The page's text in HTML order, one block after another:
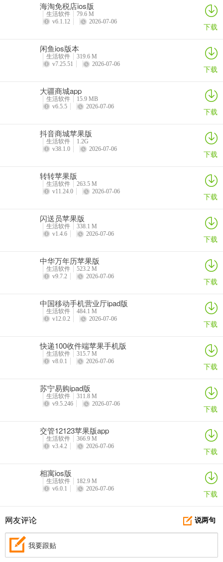
海淘免税店ios版
生活软件
79.6 M
v6.1.12
2026-07-06 下载
闲鱼ios版本
生活软件
319.6 M
v7.25.51
2026-07-06 下载
大疆商城app
生活软件
15.9 MB
v6.5.5
2026-07-06 下载
抖音商城苹果版
生活软件
1.2G
v38.1.0
2026-07-06 下载
转转苹果版
生活软件
263.5 M
v11.24.0
2026-07-06 下载
闪送员苹果版
生活软件
338.1 M
v1.4.6
2026-07-06 下载
中华万年历苹果版
生活软件
523.2 M
v9.7.2
2026-07-06 下载
中国移动手机营业厅ipad版
生活软件
484.1 M
v12.0.2
2026-07-06 下载
快递100收件端苹果手机版
生活软件
315.7 M
v8.0.1
2026-07-06 下载
苏宁易购ipad版
生活软件
311.8 M
v9.5.246
2026-07-06 下载
交管12123苹果版app
生活软件
366.9 M
v3.4.2
2026-07-06 下载
相寓ios版
生活软件
182.9 M
v6.0.1
2026-07-06 下载
说两句
网友评论
我要跟贴